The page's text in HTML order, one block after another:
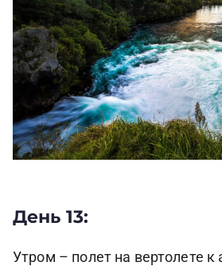
День 13:
Утром – полет на вертолете к